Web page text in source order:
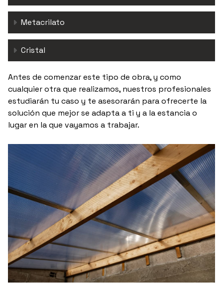
Metacrilato
Cristal
Antes de comenzar este tipo de obra, y como
cualquier otra que realizamos, nuestros profesionales
estudiarán tu caso y te asesorarán para ofrecerte la
solución que mejor se adapta a ti y a la estancia o
lugar en la que vayamos a trabajar.